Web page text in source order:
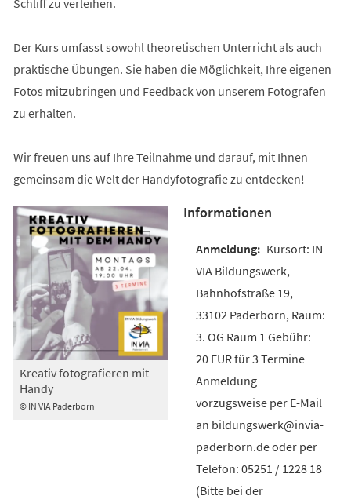
Der Kurs umfasst sowohl theoretischen Unterricht als auch
praktische Übungen. Sie haben die Möglichkeit, Ihre eigenen
Fotos mitzubringen und Feedback von unserem Fotografen
zu erhalten.
Wir freuen uns auf Ihre Teilnahme und darauf, mit Ihnen
gemeinsam die Welt der Handyfotografie zu entdecken!
© IN VIA Paderborn
Kreativ fotografieren mit
Handy
Informationen
Kursort: IN
VIA Bildungswerk,
Bahnhofstraße 19,
33102 Paderborn, Raum:
3. OG Raum 1 Gebühr:
20 EUR für 3 Termine
Anmeldung
vorzugsweise per E-Mail
an bildungswerk@invia-
paderborn.de oder per
Telefon: 05251 / 1228 18
(Bitte bei der